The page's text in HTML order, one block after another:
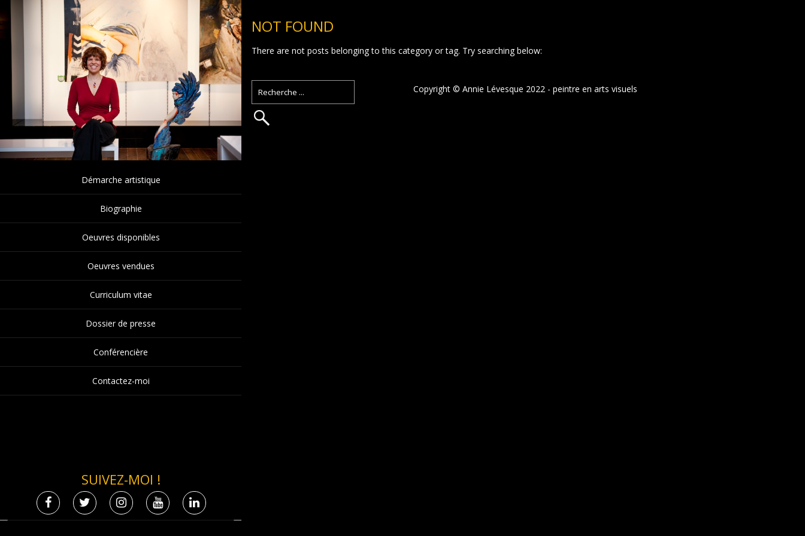
Démarche artistique
Biographie
Oeuvres disponibles
Oeuvres vendues
Curriculum vitae
Dossier de presse
Conférencière
Contactez-moi
SUIVEZ-MOI !
NOT FOUND
There are not posts belonging to this category or tag. Try searching below:
Copyright © Annie Lévesque 2022 - peintre en arts visuels